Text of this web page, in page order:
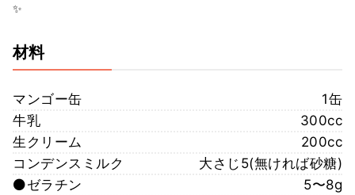
✨
材料
マンゴー缶
1缶
牛乳
300cc
生クリーム
200cc
コンデンスミルク
大さじ5(無ければ砂糖)
⚫️ゼラチン
5〜8g